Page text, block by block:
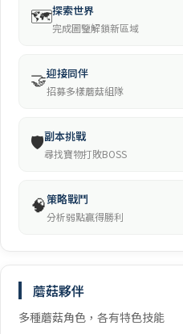
🗺️探索世界
完成圖鑒解鎖新區域
🤝迎接同伴
招募多樣蘑菇組隊
🛡️副本挑戰
尋找寶物打敗BOSS
🧠策略戰鬥
分析弱點贏得勝利
蘑菇夥伴
多種蘑菇角色，各有特色技能